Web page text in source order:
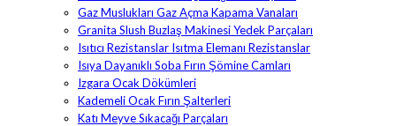
Gaz Muslukları Gaz Açma Kapama Vanaları
Granita Slush Buzlaş Makinesi Yedek Parçaları
Isıtıcı Rezistanslar Isıtma Elemanı Rezistanslar
Isıya Dayanıklı Soba Fırın Şömine Camları
Izgara Ocak Dökümleri
Kademeli Ocak Fırın Şalterleri
Katı Meyve Sıkacağı Parçaları